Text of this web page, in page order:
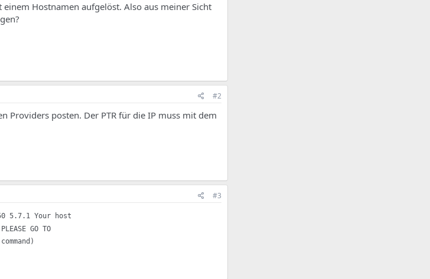
Hostnamen aufgelöst. Also aus meiner Sicht
#2
Providers posten. Der PTR für die IP muss mit dem
#3
5.7.1 Your host
GO TO